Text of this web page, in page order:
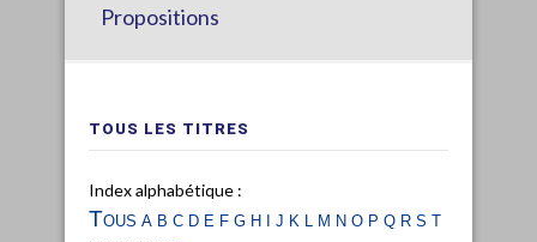
Propositions
TOUS LES TITRES
Index alphabétique :
Tous a b c d e fg h i j k l m no p q rs t